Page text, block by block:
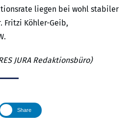
liegen bei wohl stabiler
Fritzi Köhler-Geib,
JURA Redaktionsbüro)
Share